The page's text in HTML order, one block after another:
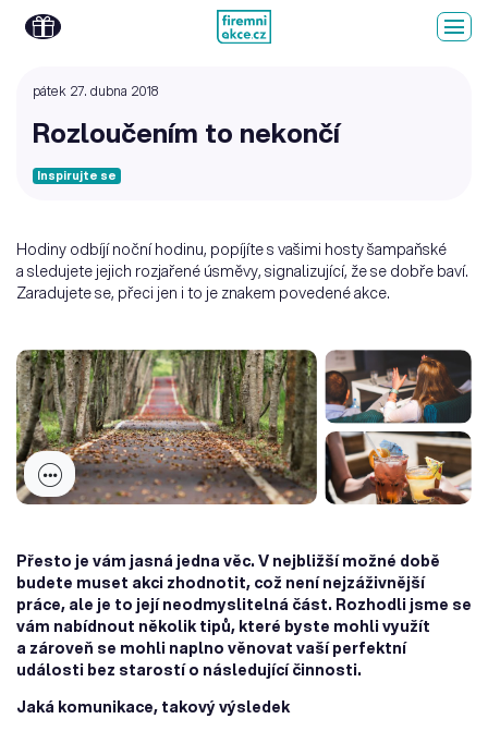
pátek 27. dubna 2018
Rozloučením to nekončí
Inspirujte se
Hodiny odbíjí noční hodinu, popíjíte s vašimi hosty šampaňské
a sledujete jejich rozjařené úsměvy, signalizující, že se dobře baví.
Zaradujete se, přeci jen i to je znakem povedené akce.
Přesto je vám jasná jedna věc. V nejbližší možné době
budete muset akci zhodnotit, což není nejzáživnější
práce, ale je to její neodmyslitelná část. Rozhodli jsme se
vám nabídnout několik tipů, které byste mohli využít
a zároveň se mohli naplno věnovat vaší perfektní
události bez starostí o následující činnosti.
Jaká komunikace, takový výsledek